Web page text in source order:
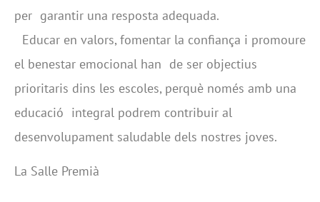
per garantir una resposta adequada.
Educar en valors, fomentar la confiança i promoure
el benestar emocional han de ser objectius
prioritaris dins les escoles, perquè només amb una
educació integral podrem contribuir al
desenvolupament saludable dels nostres joves.
La Salle Premià